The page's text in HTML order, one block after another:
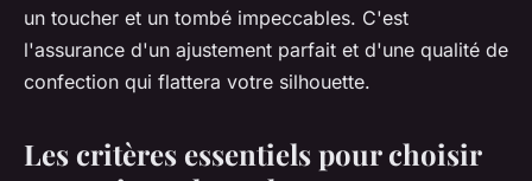
un toucher et un tombé impeccables. C'est
l'assurance d'un ajustement parfait et d'une qualité de
confection qui flattera votre silhouette.
Les critères essentiels pour choisir